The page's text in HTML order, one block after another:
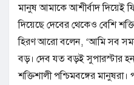
মানুষ আমাকে আশীর্বাদ দিয়েই
দিয়েছে দেবের থেকেও বেশি
হিরণ আরো বলেন, ‘আমি সব সময়
বড়। দেব যত বড়ই সুপারস্টার
শক্তিশালী পশ্চিমবঙ্গের